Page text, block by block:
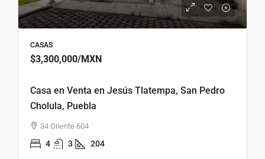
CASAS
$3,300,000/MXN
Casa en Venta en Jesús Tlatempa, San Pedro
Cholula, Puebla
34 Oriente 604
4 3 204